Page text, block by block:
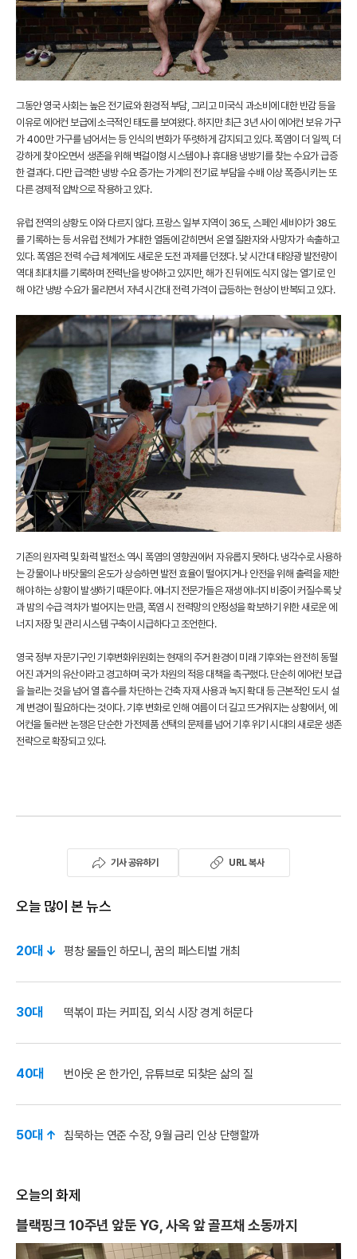
그동안 영국 사회는 높은 전기료와 환경적 부담, 그리고 미국식 과소비에 대한 반감 등을
이유로 에어컨 보급에 소극적인 태도를 보여왔다. 하지만 최근 3년 사이 에어컨 보유 가구
가 400만 가구를 넘어서는 등 인식의 변화가 뚜렷하게 감지되고 있다. 폭염이 더 일찍, 더
강하게 찾아오면서 생존을 위해 벽걸이형 시스템이나 휴대용 냉방기를 찾는 수요가 급증
한 결과다. 다만 급격한 냉방 수요 증가는 가계의 전기료 부담을 수배 이상 폭증시키는 또
다른 경제적 압박으로 작용하고 있다.
유럽 전역의 상황도 이와 다르지 않다. 프랑스 일부 지역이 36도, 스페인 세비야가 38도
를 기록하는 등 서유럽 전체가 거대한 열돔에 갇히면서 온열 질환자와 사망자가 속출하고
있다. 폭염은 전력 수급 체계에도 새로운 도전 과제를 던졌다. 낮 시간대 태양광 발전량이
역대 최대치를 기록하며 전력난을 방어하고 있지만, 해가 진 뒤에도 식지 않는 열기로 인
해 야간 냉방 수요가 몰리면서 저녁 시간대 전력 가격이 급등하는 현상이 반복되고 있다.
기존의 원자력 및 화력 발전소 역시 폭염의 영향권에서 자유롭지 못하다. 냉각수로 사용하
는 강물이나 바닷물의 온도가 상승하면 발전 효율이 떨어지거나 안전을 위해 출력을 제한
해야 하는 상황이 발생하기 때문이다. 에너지 전문가들은 재생 에너지 비중이 커질수록 낮
과 밤의 수급 격차가 벌어지는 만큼, 폭염 시 전력망의 안정성을 확보하기 위한 새로운 에
너지 저장 및 관리 시스템 구축이 시급하다고 조언한다.
영국 정부 자문기구인 기후변화위원회는 현재의 주거 환경이 미래 기후와는 완전히 동떨
어진 과거의 유산이라고 경고하며 국가 차원의 적응 대책을 촉구했다. 단순히 에어컨 보급
을 늘리는 것을 넘어 열 흡수를 차단하는 건축 자재 사용과 녹지 확대 등 근본적인 도시 설
계 변경이 필요하다는 것이다. 기후 변화로 인해 여름이 더 길고 뜨거워지는 상황에서, 에
어컨을 둘러싼 논쟁은 단순한 가전제품 선택의 문제를 넘어 기후 위기 시대의 새로운 생존
전략으로 확장되고 있다.
기사 공유하기 URL 복사
오늘 많이 본 뉴스
20대 ↓ 평창 물들인 하모니, 꿈의 페스티벌 개최
30대 떡볶이 파는 커피집, 외식 시장 경계 허문다
40대 번아웃 온 한가인, 유튜브로 되찾은 삶의 질
50대 ↑ 침묵하는 연준 수장, 9월 금리 인상 단행할까
오늘의 화제
블랙핑크 10주년 앞둔 YG, 사옥 앞 골프채 소동까지